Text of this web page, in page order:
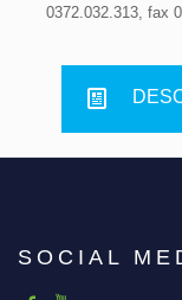
0372.032.313, fax
SOCIAL